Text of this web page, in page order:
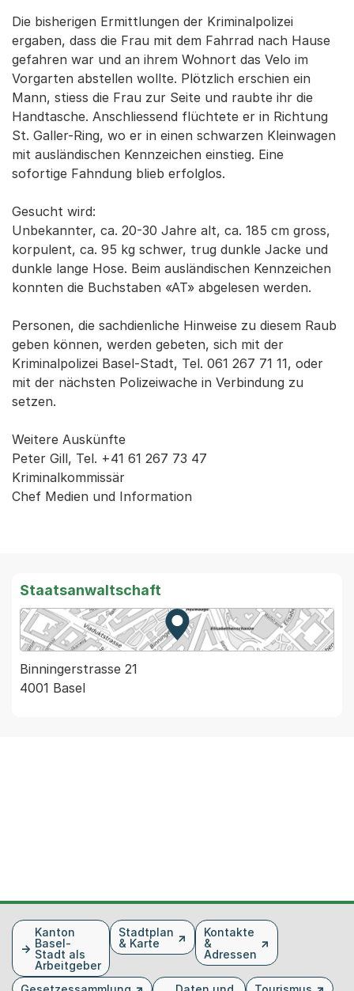
Die bisherigen Ermittlungen der Kriminalpolizei
ergaben, dass die Frau mit dem Fahrrad nach Hause
gefahren war und an ihrem Wohnort das Velo im
Vorgarten abstellen wollte. Plötzlich erschien ein
Mann, stiess die Frau zur Seite und raubte ihr die
Handtasche. Anschliessend flüchtete er in Richtung
St. Galler-Ring, wo er in einen schwarzen Kleinwagen
mit ausländischen Kennzeichen einstieg. Eine
sofortige Fahndung blieb erfolglos.
Gesucht wird:
Unbekannter, ca. 20-30 Jahre alt, ca. 185 cm gross,
korpulent, ca. 95 kg schwer, trug dunkle Jacke und
dunkle lange Hose. Beim ausländischen Kennzeichen
konnten die Buchstaben «AT» abgelesen werden.
Personen, die sachdienliche Hinweise zu diesem Raub
geben können, werden gebeten, sich mit der
Kriminalpolizei Basel-Stadt, Tel. 061 267 71 11, oder
mit der nächsten Polizeiwache in Verbindung zu
setzen.
Weitere Auskünfte
Peter Gill, Tel. +41 61 267 73 47
Kriminalkommissär
Chef Medien und Information
Staatsanwaltschaft
Zur Karte von MapBS.
Externer Link, wird in einem
Binningerstrasse 21
4001 Basel
FusszeileKanton
Basel-
Stadt als
Arbeitgeber
Stadtplan
& Karte
Kontakte
&
Adressen